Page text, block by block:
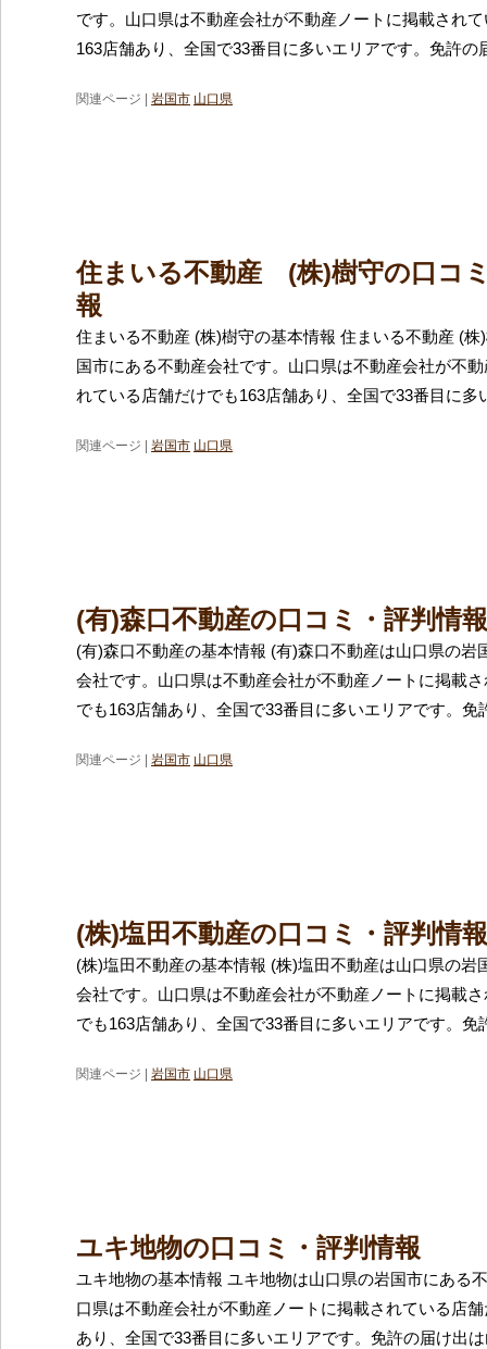
です。山口県は不動産会社が不動産ノートに掲載され
163店舗あり、全国で33番目に多いエリアです。免許の
関連ページ | 岩国市 山口県
住まいる不動産 (株)樹守の口コ
報
住まいる不動産 (株)樹守の基本情報 住まいる不動産 (株
国市にある不動産会社です。山口県は不動産会社が不
れている店舗だけでも163店舗あり、全国で33番目に多
関連ページ | 岩国市 山口県
(有)森口不動産の口コミ・評判情報
(有)森口不動産の基本情報 (有)森口不動産は山口県の岩
会社です。山口県は不動産会社が不動産ノートに掲載
でも163店舗あり、全国で33番目に多いエリアです。免
関連ページ | 岩国市 山口県
(株)塩田不動産の口コミ・評判情報
(株)塩田不動産の基本情報 (株)塩田不動産は山口県の岩
会社です。山口県は不動産会社が不動産ノートに掲載
でも163店舗あり、全国で33番目に多いエリアです。免
関連ページ | 岩国市 山口県
ユキ地物の口コミ・評判情報
ユキ地物の基本情報 ユキ地物は山口県の岩国市にある
口県は不動産会社が不動産ノートに掲載されている店
あり、全国で33番目に多いエリアです。免許の届け出